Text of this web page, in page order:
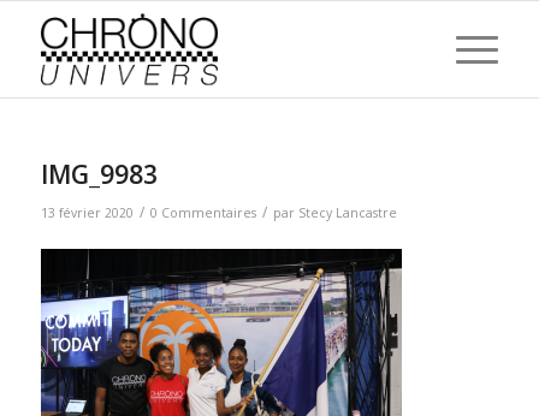
IMG_9983
13 février 2020 / 0 Commentaires / par Stecy Lancastre